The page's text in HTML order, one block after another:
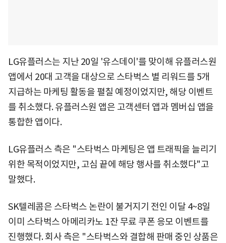
LG유플러스는 지난 20일 '유스데이'를 맞이해 유플러스원
앱에서 20대 고객을 대상으로 스타벅스 별 리워드를 5개
지급하는 마케팅 활동을 펼칠 예정이었지만, 해당 이벤트
를 취소했다. 유플러스원 앱은 고객센터 앱과 멤버십 앱을
통합한 앱이다.
LG유플러스 측은 "스타벅스 마케팅은 앱 트래픽을 늘리기
위한 목적이었지만, 고심 끝에 해당 행사를 취소했다"고
말했다.
SK텔레콤은 스타벅스 논란이 불거지기 전인 이달 4~8일
이미 스타벅스 아메리카노 1잔 무료 쿠폰 응모 이벤트를
진행했다. 회사 측은 "스타벅스와 결합해 판매 중인 상품은